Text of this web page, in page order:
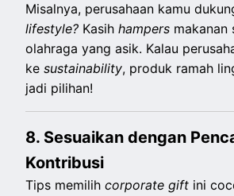
Misalnya, perusahaan kamu
lifestyle? Kasihhampers makanan
olahraga yang asik. Kalau
kesustainability, produk ramah
jadi pilihan!
8. Sesuaikan dengan
Kontribusi
Tips memilihcorporate gift ini